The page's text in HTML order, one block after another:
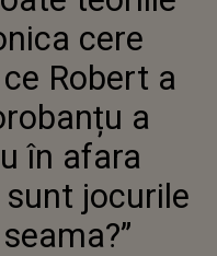
INSINUAT CĂ
A VORBIT-O DE RĂU
LOR. NU ÎȚI DAI
cere
Robert a
a
în afara
sunt jocurile